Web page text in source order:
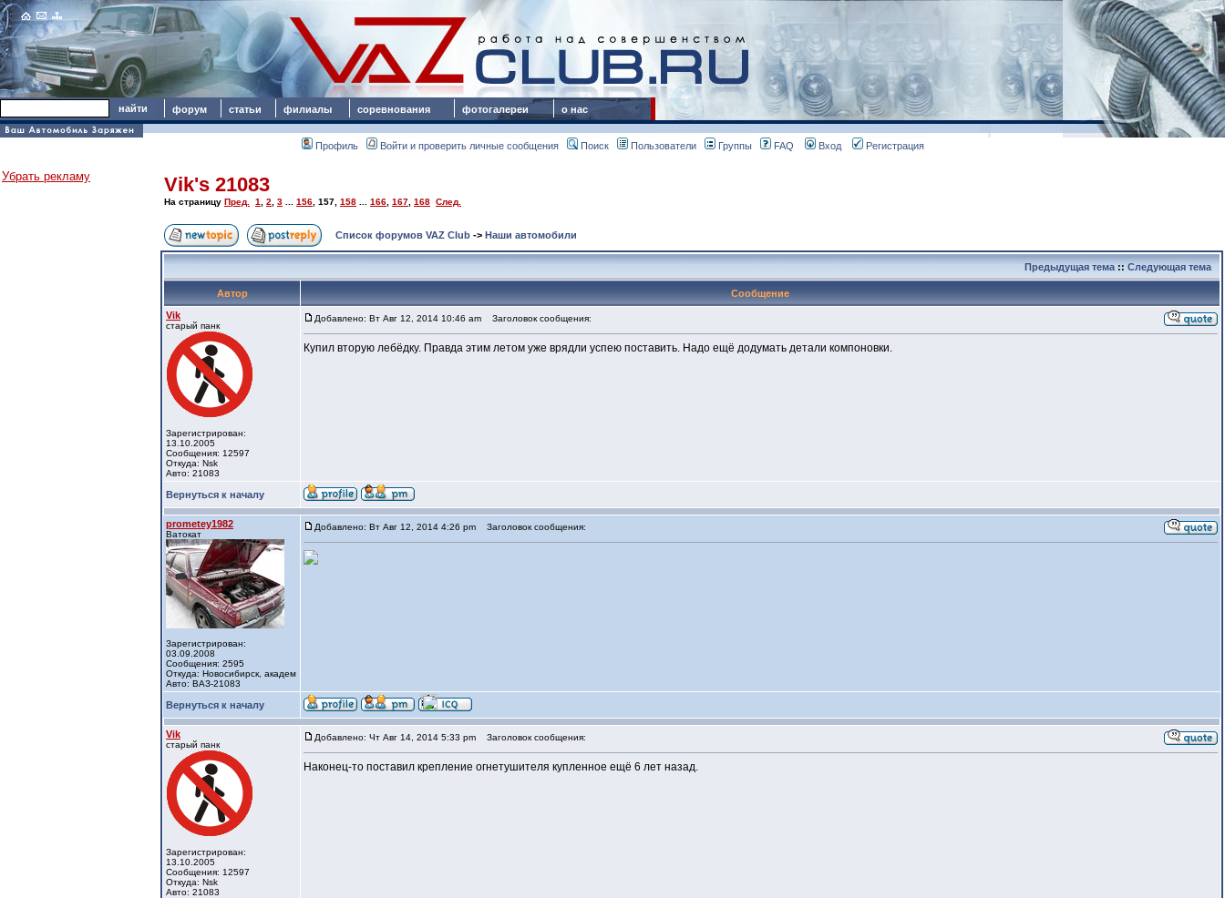
форум статьи филиалы соревнования фотогалереи о нас
Профиль Войти и проверить личные сообщения Поиск Пользователи Группы FAQ Вход Регистрация
Убрать рекламу Vik's 21083
На страницу Пред. 1 2 3 156 157 158 166 167 168 След.
Список форумов VAZ Club -> Наши автомобили
Предыдущая тема :: Следующая тема
Автор
Сообщение
Vik
старый панк
Зарегистрирован:
13.10.2005
Сообщения: 12597
Откуда: Nsk
Авто: 21083
Добавлено: Вт Авг 12, 2014 10:46 am Заголовок сообщения:
Купил вторую лебёдку. Правда этим летом уже врядли успею поставить. Надо ещё додумать детали компоновки.
Вернуться к началу
prometey1982
Ватокат
Зарегистрирован:
03.09.2008
Сообщения: 2595
Откуда: Новосибирск, академ
Авто: ВАЗ-21083
Добавлено: Вт Авг 12, 2014 4:26 pm Заголовок сообщения:
Вернуться к началу
Vik
старый панк
Зарегистрирован:
13.10.2005
Сообщения: 12597
Откуда: Nsk
Авто: 21083
Добавлено: Чт Авг 14, 2014 5:33 pm Заголовок сообщения:
Наконец-то поставил крепление огнетушителя купленное ещё 6 лет назад.